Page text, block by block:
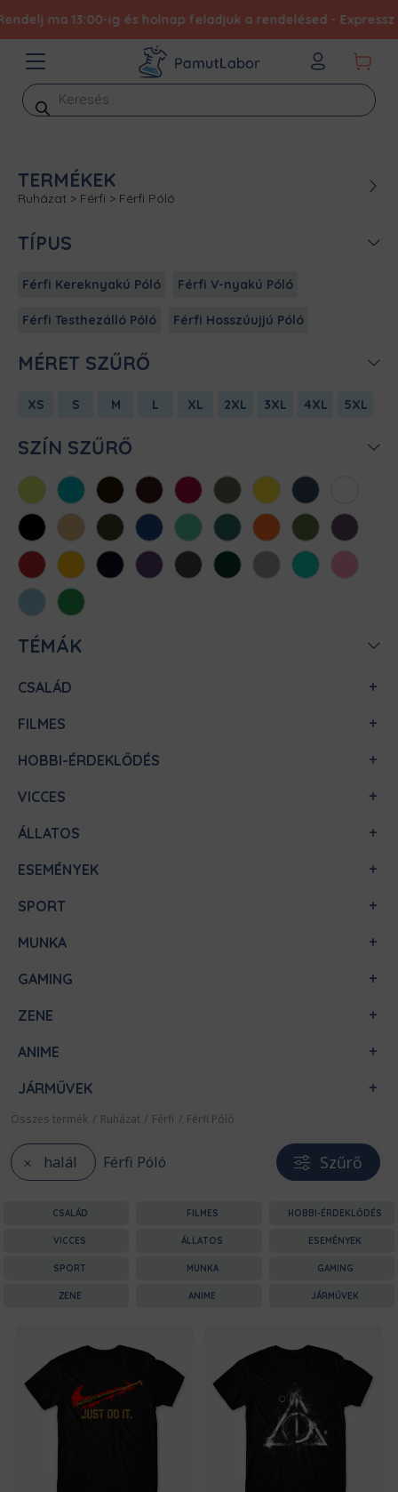
ma 13:00-ig és holnap feladjuk a rendelésed - Expressz
Products
search
TERMÉKEK
Ruházat > Férfi > Férfi Póló
TÍPUS
Férfi Kereknyakú Póló Férfi V-nyakú Póló
Férfi Testhezálló Póló Férfi Hosszúujjú Póló
MÉRET SZŰRŐ
XS S M L XL 2XL 3XL 4XL 5XL
SZÍN SZŰRŐ
AlmazöldAtollkékBarnaBordóChili Cink Citromsárga
Denim
FeketeHomokKhaki KirálykékMentaMéregzöld
NarancsOliva Padlizsán
Piros SárgaSötétkékSötétlilaSötétszürke
SötétzöldSportszürke
Türkiz
Világos
rózsaszín
Világoskék
Zöld
TÉMÁK
CSALÁD
FILMES
HOBBI-ÉRDEKLŐDÉS
VICCES
ÁLLATOS
ESEMÉNYEK
SPORT
MUNKA
GAMING
ZENE
ANIME
JÁRMŰVEK
Összes termék / Ruházat / Férfi / Férfi Póló
halál Férfi Póló Szűrő
CSALÁD FILMES HOBBI-ÉRDEKLŐDÉS
VICCES ÁLLATOS ESEMÉNYEK
SPORT MUNKA GAMING
ZENE ANIME JÁRMŰVEK